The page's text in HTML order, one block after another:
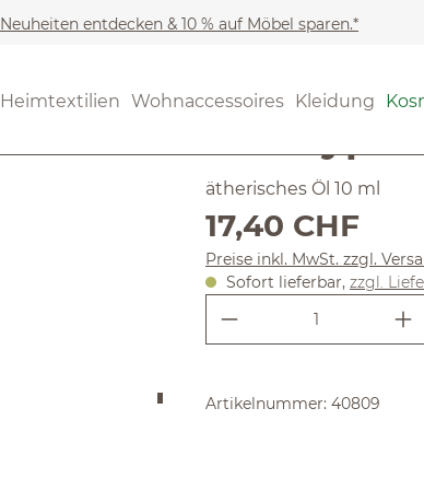
Neuheiten entdecken & 10 % auf Möbel sparen.*
Heimtextilien Wohnaccessoires Kleidung
(4.83) 12
ätherisches Öl 10 ml
Regulärer Preis:
17,40 CHF
Preise inkl. MwSt. zzgl.
Sofort lieferbar, zzgl.
Produkt
Artikelnummer: 40809